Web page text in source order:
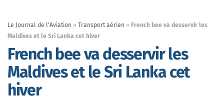
Le Journal de l'Aviation » Transport aérien » French bee va desservir les
Maldives et le Sri Lanka cet hiver
French bee va desservir les
Maldives et le Sri Lanka cet
hiver